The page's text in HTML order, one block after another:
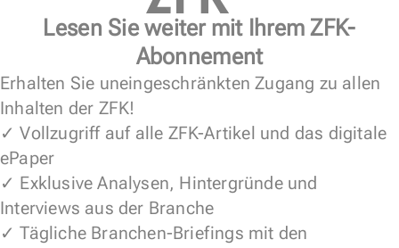
Lesen Sie weiter mit Ihrem ZFK-
Abonnement
Erhalten Sie uneingeschränkten Zugang zu allen
Inhalten der ZFK!
✓ Vollzugriff auf alle ZFK-Artikel und das digitale
ePaper
✓ Exklusive Analysen, Hintergründe und
Interviews aus der Branche
✓ Tägliche Branchen-Briefings mit den